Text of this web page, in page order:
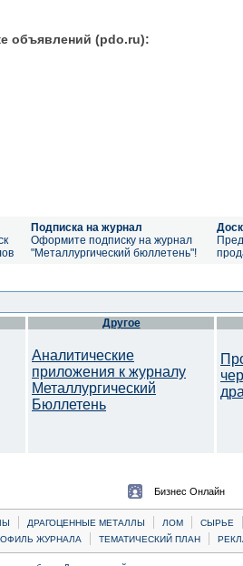
объявлений (pdo.ru):
Подписка на журнал
Оформите подписку на журнал
"Металлургический бюллетень"!
Другое
Аналитические
приложения к журналу
Металлургический
Бюллетень
Бизнес Онлайн
| ДРАГОЦЕННЫЕ МЕТАЛЛЫ | ЛОМ | CЫРЬЕ |
ЖУРНАЛА | ТЕМАТИЧЕСКИЙ ПЛАН |